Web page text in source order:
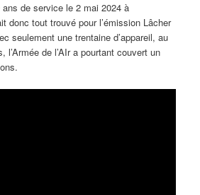
de service le 2 mai 2024 à
donc tout trouvé pour l’émission Lâcher
seulement une trentaine d’appareil, au
de l’AIr a pourtant couvert un